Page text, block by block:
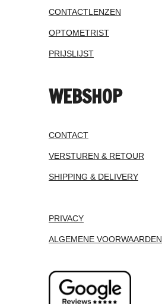
CONTACTLENZEN
OPTOMETRIST
PRIJSLIJST
WEBSHOP
CONTACT
VERSTUREN & RETOUR
SHIPPING & DELIVERY
PRIVACY
ALGEMENE VOORWAARDEN